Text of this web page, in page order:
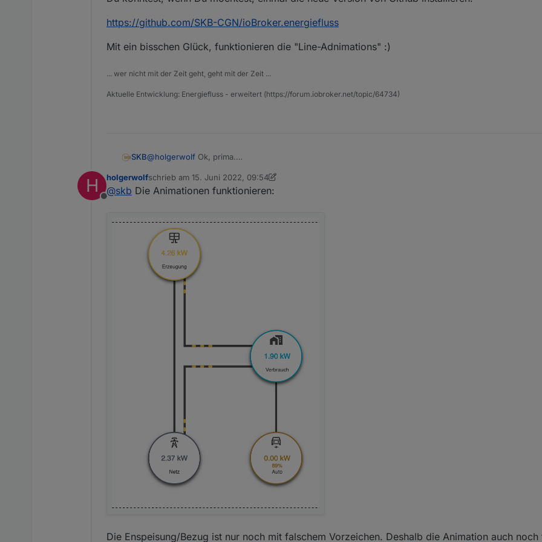
https://github.com/SKB-CGN/ioBroker.energiefluss
Mit ein bisschen Glück, funktionieren die "Line-Adnimations" :)
... wer nicht mit der Zeit geht, geht mit der Zeit ...
Aktuelle Entwicklung: Energiefluss - erweitert (https://forum.iobroker.net/topic/64734)
SKB@holgerwolf Ok, prima.
https://github.com/SKB-CGN/ioBroker.energiefluss
H
Offline
holgerwolfschrieb am 15. Juni 2022, 09:54
zuletzt editiert von holgerwolf
@skb Die Animationen funktionieren:
Die Enspeisung/Bezug ist nur noch mit falschem Vorzeichen. Deshalb die Animation auch noch